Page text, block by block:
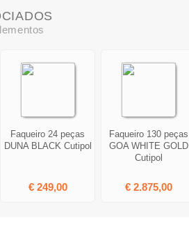
Faqueiro 24 peças
DUNA BLACK Cutipol
€ 249,00
Faqueiro 130 peças
GOA WHITE GOLD
Cutipol
€ 2.875,00